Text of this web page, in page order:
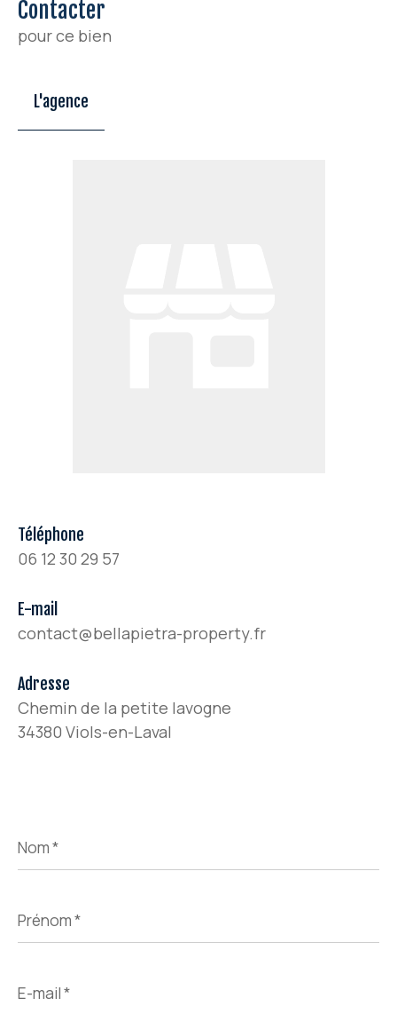
Contacter
pour ce bien
L'agence
Téléphone
06 12 30 29 57
E-mail
contact@bellapietra-property.fr
Adresse
Chemin de la petite lavogne
34380 Viols-en-Laval
*
*
mail
*